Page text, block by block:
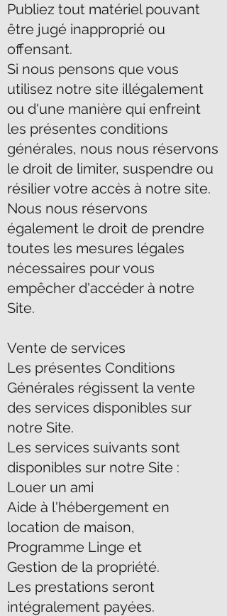
Publiez tout matériel pouvant
être jugé inapproprié ou
offensant.
Si nous pensons que vous
utilisez notre site illégalement
ou d'une manière qui enfreint
les présentes conditions
générales, nous nous réservons
le droit de limiter, suspendre ou
résilier votre accès à notre site.
Nous nous réservons
également le droit de prendre
toutes les mesures légales
nécessaires pour vous
empêcher d'accéder à notre
Site.
Vente de services
Les présentes Conditions
Générales régissent la vente
des services disponibles sur
notre Site.
Les services suivants sont
disponibles sur notre Site :
Louer un ami
Aide à l'hébergement en
location de maison,
Programme Linge et
Gestion de la propriété.
Les prestations seront
intégralement payées.